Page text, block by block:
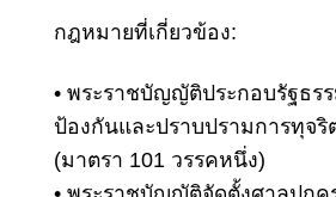
กฎหมายที่เกี่ยวข้อง:
• พระราชบัญญัติประกอบรัฐธร
ป้องกันและปราบปรามการทุจริ
(มาตรา 101 วรรคหนึ่ง)